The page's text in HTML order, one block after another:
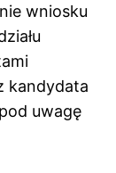
wniosku
kandydata
uwagę